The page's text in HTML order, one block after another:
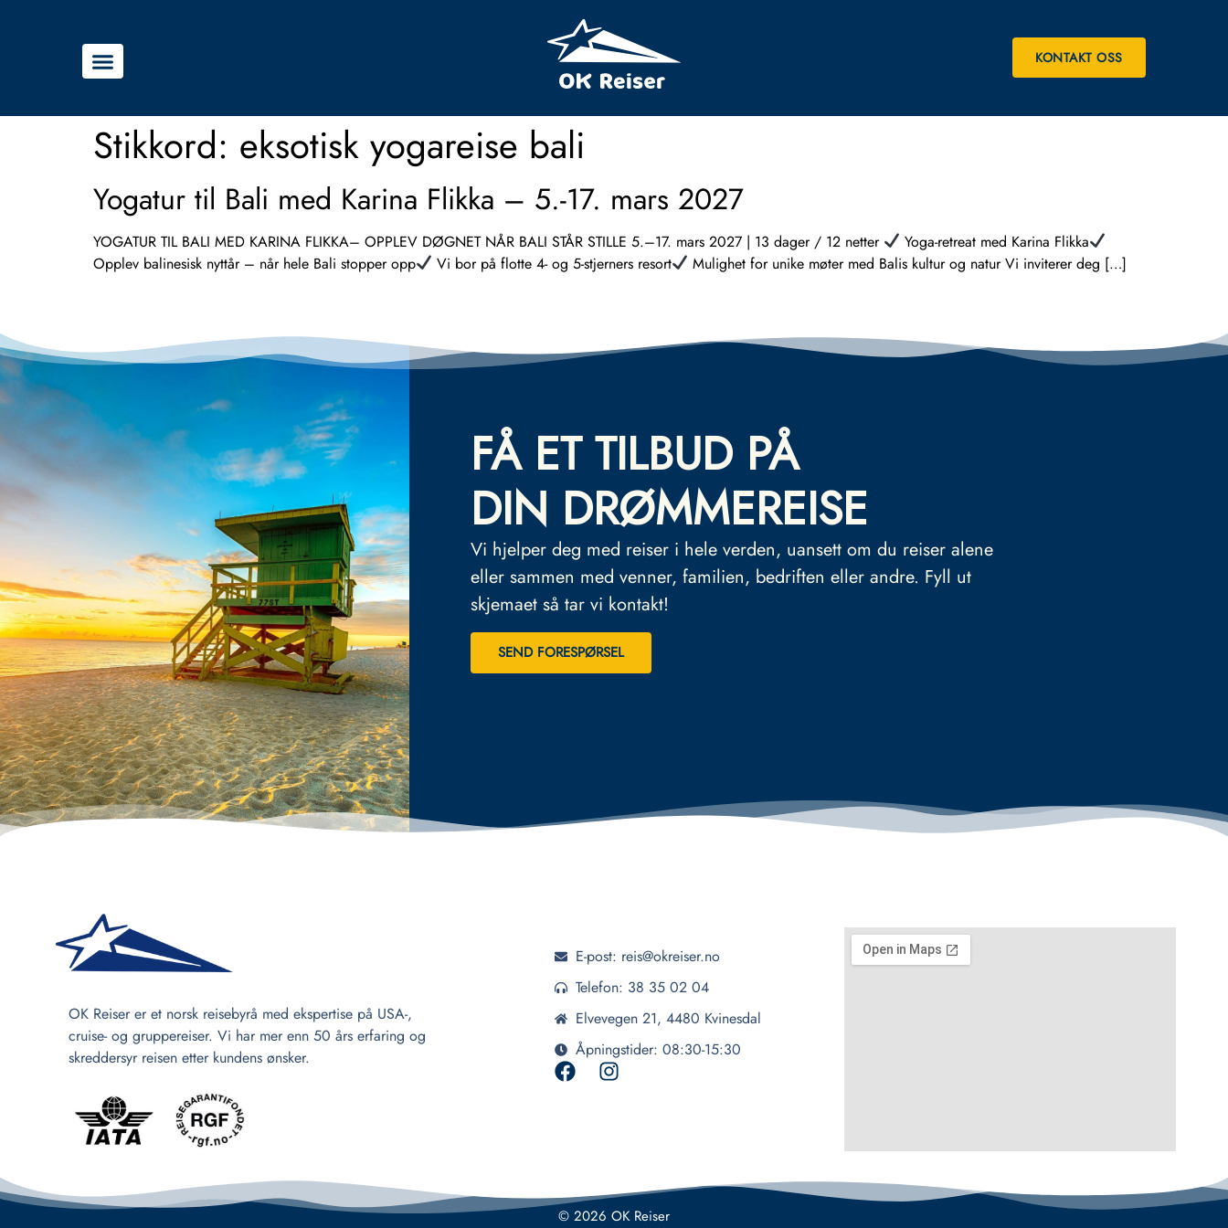
KONTAKT OSS
Stikkord: eksotisk yogareise bali
Yogatur til Bali med Karina Flikka – 5.-17. mars 2027
YOGATUR TIL BALI MED KARINA FLIKKA– OPPLEV DØGNET NÅR BALI STÅR STILLE 5.–17. mars 2027 | 13 dager / 12 netter
Yoga-retreat med Karina Flikka
Opplev balinesisk nyttår – når hele Bali stopper opp
Vi bor på flotte 4- og 5-stjerners resort Mulighet for unike møter med Balis kultur og natur Vi inviterer deg […]
FÅ ET TILBUD PÅ
DIN DRØMMEREISE
Vi hjelper deg med reiser i hele verden, uansett om du reiser alene
eller sammen med venner, familien, bedriften eller andre. Fyll ut
skjemaet så tar vi kontakt!
SEND FORESPØRSEL
OK Reiser er et norsk reisebyrå med ekspertise på USA-,
cruise- og gruppereiser. Vi har mer enn 50 års erfaring og
skreddersyr reisen etter kundens ønsker.
E-post: reis@okreiser.no
Telefon: 38 35 02 04
Elvevegen 21, 4480 Kvinesdal
Åpningstider: 08:30-15:30
© 2026 OK Reiser